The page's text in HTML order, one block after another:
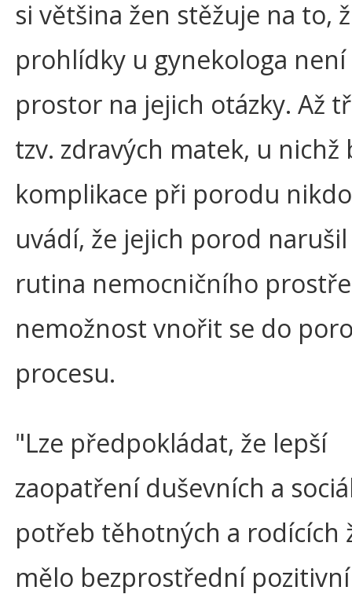
si většina žen stěžuje na to,
prohlídky u gynekologa není
prostor na jejich otázky. Až
tzv. zdravých matek, u nichž
komplikace při porodu
uvádí, že jejich porod
rutina nemocničního
nemožnost vnořit se do
procesu.
"Lze předpokládat, že lepší
zaopatření duševních a
potřeb těhotných a rodících
mělo bezprostřední